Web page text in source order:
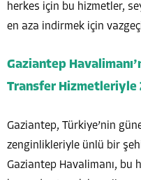
herkes için bu hizmetler,
en aza indirmek için
Gaziantep
Transfer Hizmetleriyle
Gaziantep, Türkiye’nin
zenginlikleriyle ünlü bir
Gaziantep Havalimanı, bu